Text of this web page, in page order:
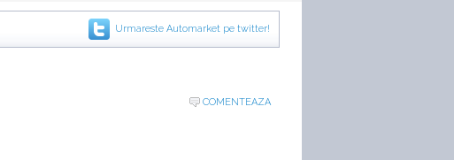
Urmareste Automarket pe twitter!
COMENTEAZA